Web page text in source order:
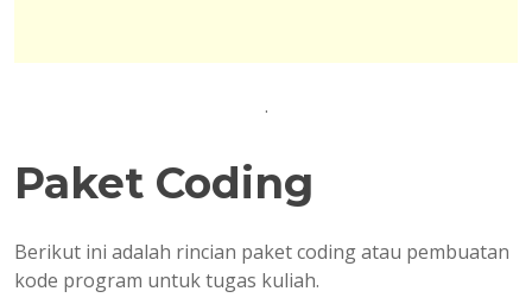
.
Paket Coding
Berikut ini adalah rincian paket coding atau pembuatan
kode program untuk tugas kuliah.